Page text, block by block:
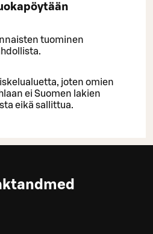
tuominen
joten omien
ei Suomen lakien
eikä sallittua.